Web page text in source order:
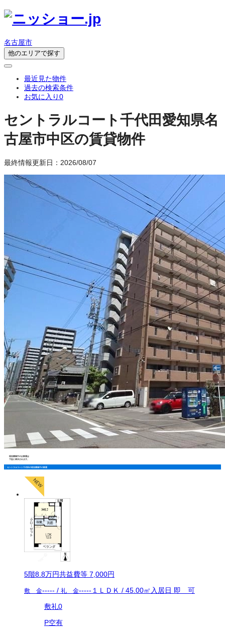
名古屋市
他のエリアで探す
最近見た物件
過去の検索条件
お気に入り0
セントラルコート千代田 愛知県名
古屋市中区の賃貸物件
最終情報更新日：2026/08/07
現在募集中のお部屋は
下記に表示されます。
セントラルコート千代田の現在募集中の部屋
5階8.8万円共益費等 7,000円
敷 金----- / 礼 金----- １ＬＤＫ / 45.00㎡ 入居日 即 可
敷礼0
P空有